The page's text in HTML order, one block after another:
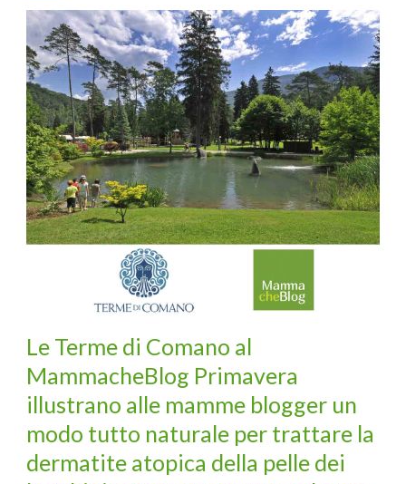
Le Terme di Comano al
MammacheBlog Primavera
illustrano alle mamme blogger un
modo tutto naturale per trattare la
dermatite atopica della pelle dei